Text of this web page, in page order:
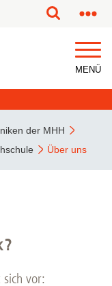
MENÜ
der MHH
Über uns
vor: